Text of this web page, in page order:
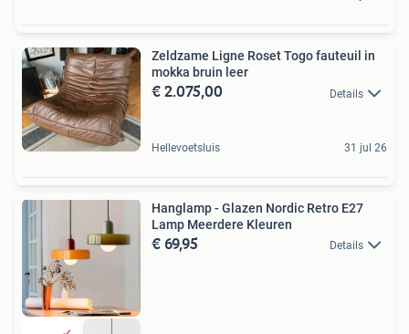
Zeldzame Ligne Roset Togo fauteuil in
mokka bruin leer
€ 2.075,00 Details
Hellevoetsluis 31 jul 26
Hanglamp - Glazen Nordic Retro E27
Lamp Meerdere Kleuren
€ 69,95 Details